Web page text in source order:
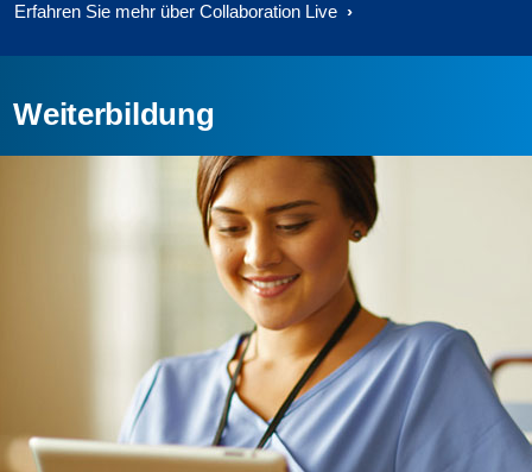
Erfahren Sie mehr über Collaboration Live
Weiterbildung